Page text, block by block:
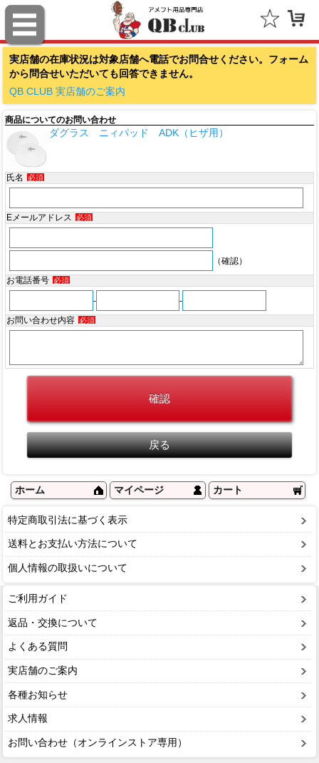
実店舗の在庫状況は対象店舗へ電話でお問合せください。フォーム
から問合せいただいても回答できません。
QB CLUB 実店舗のご案内
商品についてのお問い合わせ
ダグラス ニィパッド ADK（ヒザ用）
氏名 必須
Eメールアドレス 必須
（確認）
お電話番号 必須
-
-
お問い合わせ内容 必須
ホーム マイページ カート
特定商取引法に基づく表示
送料とお支払い方法について
個人情報の取扱いについて
ご利用ガイド
返品・交換について
よくある質問
実店舗のご案内
各種お知らせ
求人情報
お問い合わせ（オンラインストア専用）
ファナティクス（Fanatics）
アウトドアキャップ（Outdoor Cap Company）
スポルディング（SPALDING）
ミッチェル＆ネス（Mitchell & Ness）
ポータフォン（PORTAPHONE）
ギルマンギア（Gilman Gear）
サムプロ（ThumbPRO）